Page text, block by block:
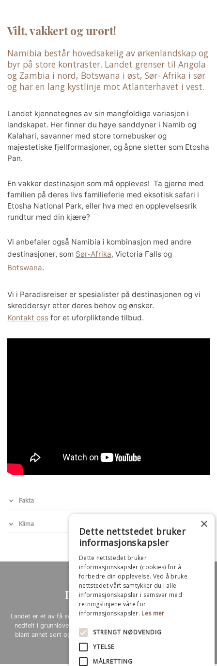
Vilt, vakkert og urørt!
Namibia består hovedsakelig av ørkenlandskap og
byr på store kontraster. Landet grenser til Angola
og Zambia i nord, Botswana i øst, Sør- Afrika i sør
og har en lang kystlinje mot Atlanterhavet i vest.
Landet kjennetegnes av sin mangfoldige variasjon i
landskapet. Her finner du høye sanddyner i Namib og
Kalahari, savanner med store tornebusker og
majestetiske fjellformasjoner, og åpne sletter som Etosha
Pan.
En vakker destinasjon som må oppleves! Ta gjerne med
familien på deres livs familieferie med eksotisk safari i
Etosha National Park, eller hva med en opplevelsesrik
rundtur med din kjære?
Vi anbefaler også Namibia i kombinasjon med andre
destinasjoner, som Sør-Afrika, Victoria Falls og
Botswana.
Vi i Paradisreiser er spesialister på destinasjonen og vi
skreddersyr etter deres behov og ønsker.
Kontakt oss for et uforpliktende tilbud.
Fakta
Klima
Det ville Namibia
Landet er et av få som har konservering og beskyttelse av naturen
nedfelt i grunnloven. Flere av dyrene i landet er utrydnings truet,
blant annet sort og hvitt neshorn, afrikansk villhund og antilope
×
Dette nettstedet bruker
informasjonskapsler
Dette nettstedet bruker
informasjonskapsler (cookies) for å
forbedre din opplevelse. Ved å bruke
nettstedet vårt samtykker du i alle
informasjonskapsler i samsvar med
retningslinjene våre for
informasjonskapsler. Les mer
STRENGT NØDVENDIG
YTELSE
MÅLRETTING